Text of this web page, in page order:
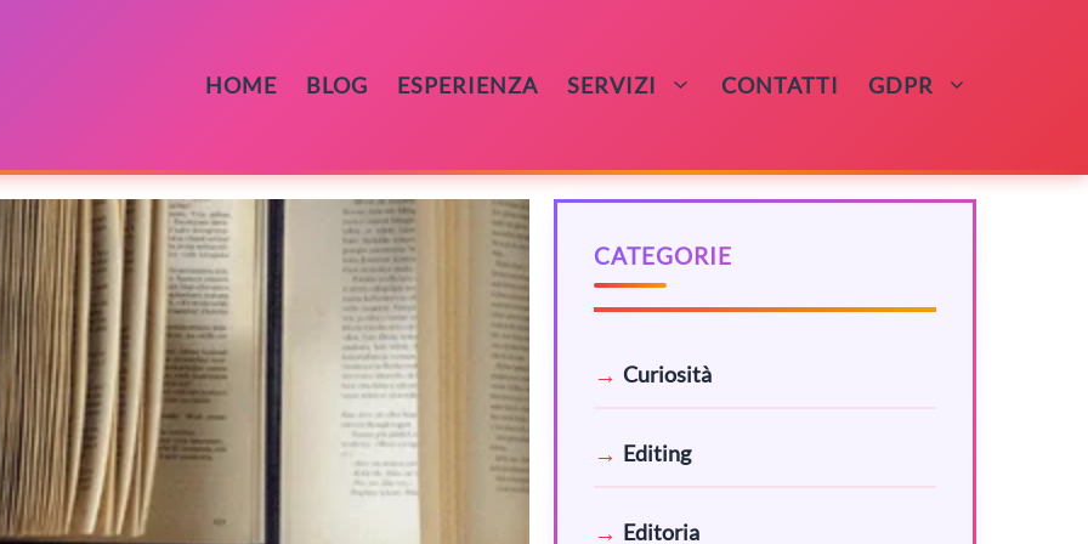
HOME BLOG ESPERIENZA SERVIZI CONTATTI GDPR
CATEGORIE
Curiosità
Editing
Editoria